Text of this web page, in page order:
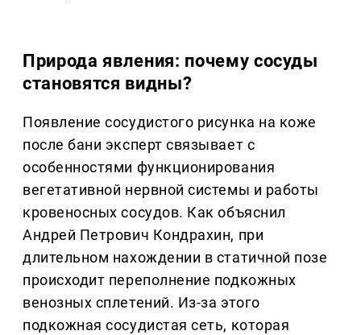
Природа явления: почему сосуды
становятся видны?
Появление сосудистого рисунка на коже
после бани эксперт связывает с
особенностями функционирования
вегетативной нервной системы и работы
кровеносных сосудов. Как объяснил
Андрей Петрович Кондрахин, при
длительном нахождении в статичной позе
происходит переполнение подкожных
венозных сплетений. Из-за этого
подкожная сосудистая сеть, которая